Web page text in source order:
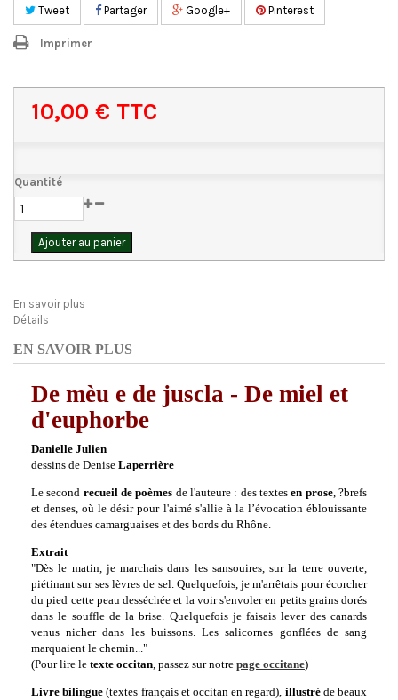
Tweet Partager Google+ Pinterest
Imprimer
10,00 € TTC
Quantité
Ajouter au panier
En savoir plus
Détails
EN SAVOIR PLUS
De mèu e de juscla - De miel et
d'euphorbe
Danielle Julien
dessins de Denise Laperrière
Le second recueil de poèmes de l'auteure : des textesen prose, ?brefs
et denses, où le désir pour l'aimé s'allie à la l’évocation éblouissante
des étendues camarguaises et des bords du Rhône.
Extrait
"Dès le matin, je marchais dans les sansouires, sur la terre ouverte,
piétinant sur ses lèvres de sel. Quelquefois, je m'arrêtais pour écorcher
du pied cette peau desséchée et la voir s'envoler en petits grains dorés
dans le souffle de la brise. Quelquefois je faisais lever des canards
venus nicher dans les buissons. Les salicornes gonflées de sang
marquaient le chemin..."
(Pour lire le texte occitan, passez sur notre page occitane)
Livre bilingue (textes français et occitan en regard), illustréde beaux